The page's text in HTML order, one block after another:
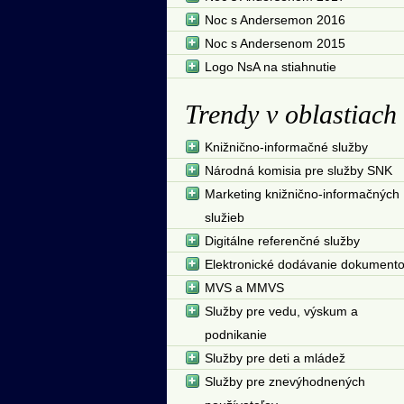
Noc s Andersemon 2016
Noc s Andersenom 2015
Logo NsA na stiahnutie
Trendy v oblastiach
Knižnično-informačné služby
Národná komisia pre služby SNK
Marketing knižnično-informačných
služieb
Digitálne referenčné služby
Elektronické dodávanie
MVS a MMVS
Služby pre vedu, výskum a
podnikanie
Služby pre deti a mládež
Služby pre znevýhodnených